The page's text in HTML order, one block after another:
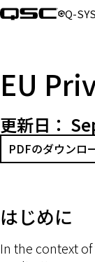
Q-SYS
（新し
EU
更新日：
PDFのダウンロ
（新しいウィン
はじめに
In the context